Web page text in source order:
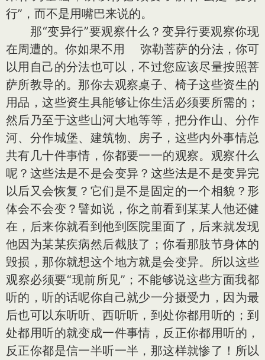
行”，而不是用嘴巴来说的。
那“变异行”要观察什么？变异行要观察你现
在周遭的。你如果不用 弥勒菩萨的分法，你可
以用自己的分法也可以，不过您应该尽量按照菩
萨所教导的。那你去观察桌子、椅子这些资生的
用品，这些资生具能够让你生活必须要所需的；
然后乃至于这些山河大地等等，把分作山、分作
河、分作城堡、建筑物、房子，这些内外事情总
共有几十件事情，你都要一一的观察。观察什么
呢？这些法是不是会变异？这些法是不是变异完
以后又会恢复？它们是不是固定的一个相貌？形
体会不会变？譬如说，你之前看到某某人他还健
在，后来你就看到他到医院里面了，后来就发现
他因为某某疾病然后截肢了；你看那肢节身体的
毁损，那你就想这个地方就是会变异。所以这些
观察必须要“现前所见”；不能够说这些方面我都
听的，听的话呢你自己就少一分摄受力，因为最
后也可以东听听、西听听，到处你都用听的；到
处都用听的就变成一件事情，反正你都用听的，
反正你都是信一半听一半，那这样就惨了！所以